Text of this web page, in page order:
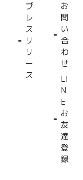
プ
レ
ス
リ
リ
ー
ス
お
問
い
合
わ
せ
LI
N
E
お
友
達
登
録